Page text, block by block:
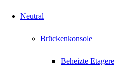
Neutral
Brückenkonsole
Beheizte Etagere